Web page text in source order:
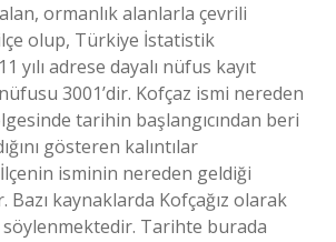
ormanlık alanlarla çevrili
olup, Türkiye İstatistik
yılı adrese dayalı nüfus kayıt
3001’dir. Kofçaz ismi nereden
tarihin başlangıcından beri
gösteren kalıntılar
isminin nereden geldiği
kaynaklarda Kofçağız olarak
söylenmektedir. Tarihte burada